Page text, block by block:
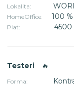
Lokalita:
HomeOffice: 100 %
Plat: 4500
Testeri 🔥
Forma: